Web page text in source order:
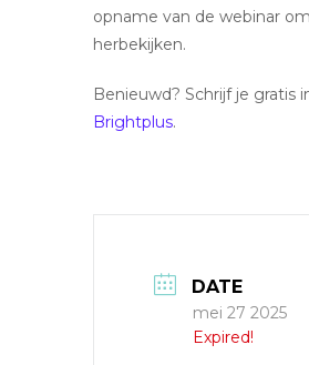
opname van de webinar
herbekijken.
Benieuwd? Schrijf je gratis
Brightplus.
DATE
mei 27 2025
Expired!